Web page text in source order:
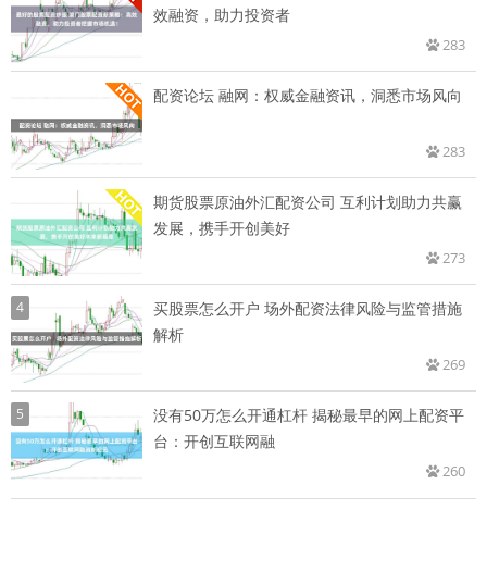
效融资，助力投资者
283
配资论坛 融网：权威金融资讯，洞悉市场风向
283
期货股票原油外汇配资公司 互利计划助力共赢
发展，携手开创美好
273
4
买股票怎么开户 场外配资法律风险与监管措施
解析
269
5
没有50万怎么开通杠杆 揭秘最早的网上配资平
台：开创互联网融
260